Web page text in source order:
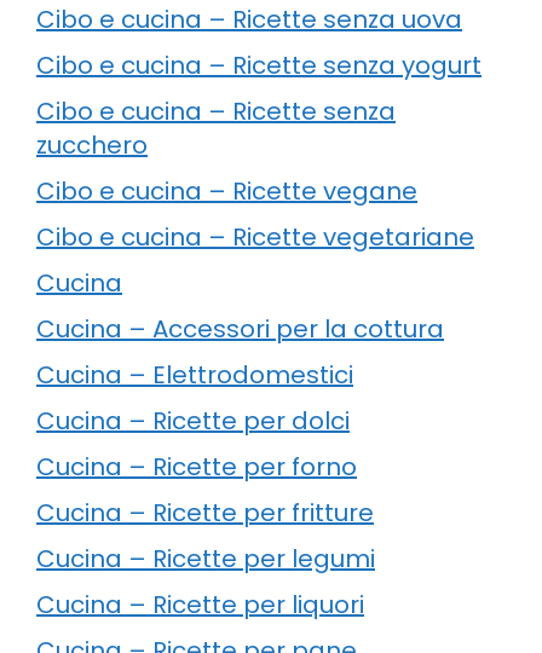
Cibo e cucina – Ricette senza uova
Cibo e cucina – Ricette senza yogurt
Cibo e cucina – Ricette senza
zucchero
Cibo e cucina – Ricette vegane
Cibo e cucina – Ricette vegetariane
Cucina
Cucina – Accessori per la cottura
Cucina – Elettrodomestici
Cucina – Ricette per dolci
Cucina – Ricette per forno
Cucina – Ricette per fritture
Cucina – Ricette per legumi
Cucina – Ricette per liquori